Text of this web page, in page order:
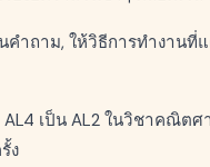
คำถาม, ให้วิธีการทำงานที่
เป็น AL2 ในวิชาคณิตศ
ง